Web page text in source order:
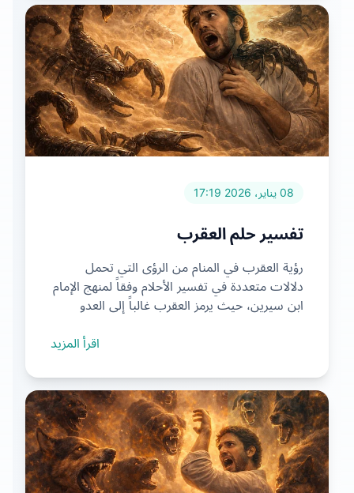
08 يناير، 2026 17:19
تفسير حلم العقرب
رؤية العقرب في المنام من الرؤى التي تحمل
دلالات متعددة في تفسير الأحلام وفقاً لمنهج الإمام
ابن سيرين، حيث يرمز العقرب غالباً إلى العدو
اقرأ المزيد